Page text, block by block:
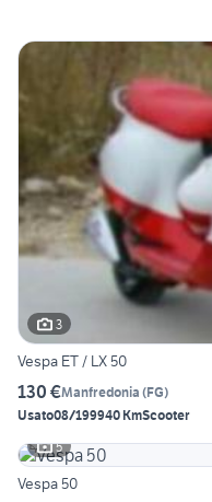
3
Vespa ET / LX 50
130 €Manfredonia (FG)
Usato08/199940 KmScooter
5
Vespa 50